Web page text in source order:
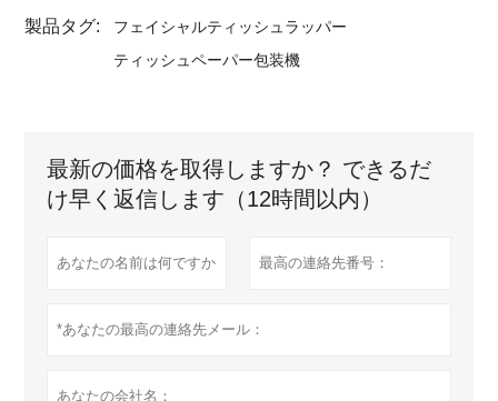
製品タグ:
フェイシャルティッシュラッパー
ティッシュペーパー包装機
最新の価格を取得しますか？ できるだ
け早く返信します（12時間以内）